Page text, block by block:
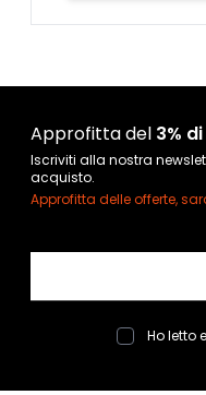
Approfitta del 3%
Iscriviti alla nostra
acquisto.
Approfitta delle offerte,
Ho letto